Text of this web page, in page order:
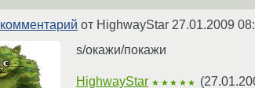
комментарий от HighwayStar 27.01.2009
s/окажи/покажи
HighwayStar ★★★★★ (